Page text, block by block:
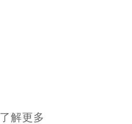
了解更多